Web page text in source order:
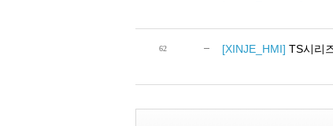
62 [XINJE_HMI] TS시리